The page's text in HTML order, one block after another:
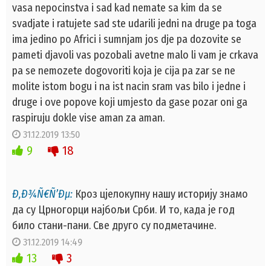
vasa nepocinstva i sad kad nemate sa kim da se
svadjate i ratujete sad ste udarili jedni na druge pa toga
ima jedino po Africi i sumnjam jos dje pa dozovite se
pameti djavoli vas pozobali avetne malo li vam je crkava
pa se nemozete dogovoriti koja je cija pa zar se ne
molite istom bogu i na ist nacin sram vas bilo i jedne i
druge i ove popove koji umjesto da gase pozar oni ga
raspiruju dokle vise aman za aman.
31.12.2019 13:50
9 18
Ð‚Ð¾Ñ€Ñ’Ðµ: Кроз цјелокупну нашу историју знамо
да су Црногорци најбољи Срби. И то, када је год
било стани-пани. Све друго су подметачине.
31.12.2019 14:49
13 3